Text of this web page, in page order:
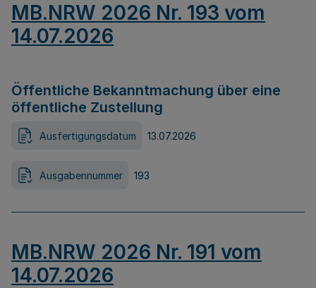
MB.NRW 2026 Nr. 193 vom
14.07.2026
Öffentliche Bekanntmachung über eine
öffentliche Zustellung
Ausfertigungsdatum 13.07.2026
Ausgabennummer 193
MB.NRW 2026 Nr. 191 vom
14.07.2026